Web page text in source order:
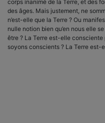
corps inanimé de la Terre, et des
des âges. Mais justement, ne
n’est-elle que la Terre ? Ou
nulle notion bien qu’en nous elle
être ? La Terre est-elle
soyons conscients ? La Terre est-